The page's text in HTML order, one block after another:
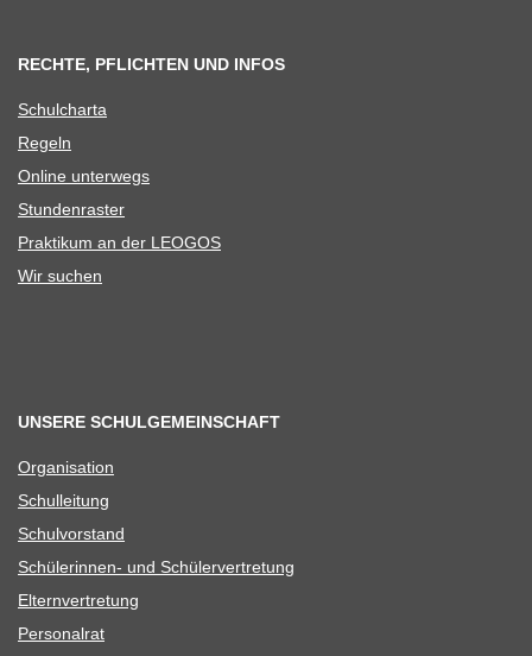
RECHTE, PFLICHTEN UND INFOS
Schul­charta
Regeln
Online unter­wegs
Stun­den­ras­ter
Prak­ti­kum an der LEOGOS
Wir suchen
UNSERE SCHULGEMEINSCHAFT
Orga­ni­sa­tion
Schul­lei­tung
Schul­vor­stand
Schü­le­rin­nen- und Schülervertretung
Eltern­ver­tre­tung
Per­so­nal­rat